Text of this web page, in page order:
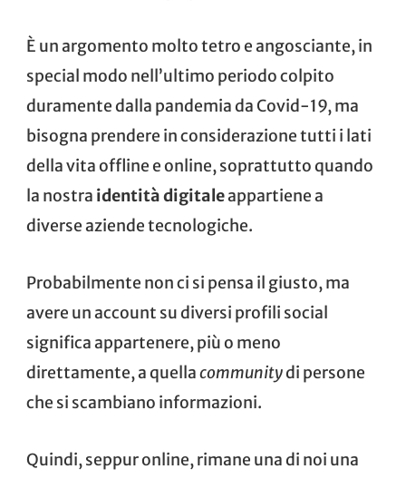
È un argomento molto tetro e angosciante, in
special modo nell’ultimo periodo colpito
duramente dalla pandemia da Covid-19, ma
bisogna prendere in considerazione tutti i lati
della vita offline e online, soprattutto quando
la nostra identità digitaleappartiene a
diverse aziende tecnologiche.
Probabilmente non ci si pensa il giusto, ma
avere un account su diversi profili social
significa appartenere, più o meno
direttamente, a quellacommunitydi persone
che si scambiano informazioni.
Quindi, seppur online, rimane una di noi una